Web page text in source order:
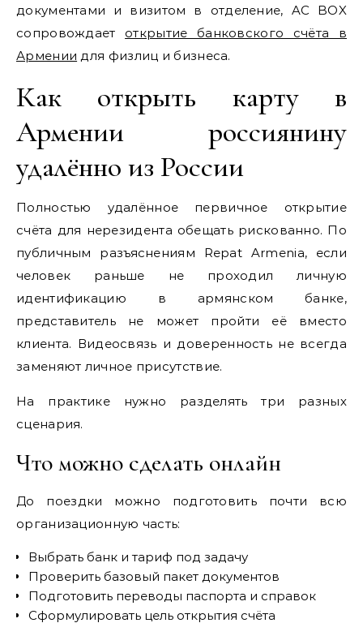
документами и визитом в отделение, AC BOX
сопровождает открытие банковского счёта в
Армении для физлиц и бизнеса.
Как открыть карту в
Армении россиянину
удалённо из России
Полностью удалённое первичное открытие
счёта для нерезидента обещать рискованно. По
публичным разъяснениям Repat Armenia, если
человек раньше не проходил личную
идентификацию в армянском банке,
представитель не может пройти её вместо
клиента. Видеосвязь и доверенность не всегда
заменяют личное присутствие.
На практике нужно разделять три разных
сценария.
Что можно сделать онлайн
До поездки можно подготовить почти всю
организационную часть:
Выбрать банк и тариф под задачу
Проверить базовый пакет документов
Подготовить переводы паспорта и справок
Сформулировать цель открытия счёта